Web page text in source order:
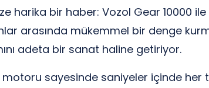
harika bir haber: Vozol Gear 10000
arasında mükemmel bir denge
adeta bir sanat haline getiriyor.
sayesinde saniyeler içinde her